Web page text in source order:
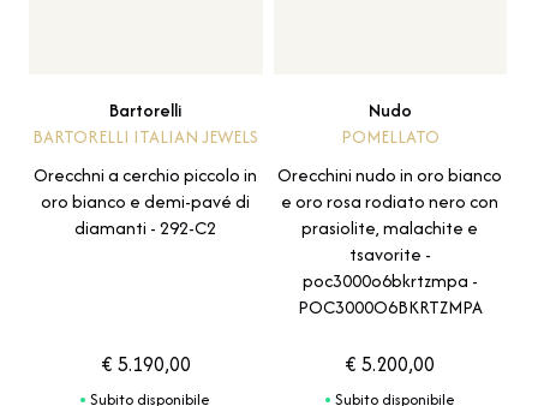
Bartorelli
BARTORELLI ITALIAN JEWELS
Orecchni a cerchio piccolo in
oro bianco e demi-pavé di
diamanti - 292-C2
€ 5.190,00
Subito disponibile
Nudo
POMELLATO
Orecchini nudo in oro bianco
e oro rosa rodiato nero con
prasiolite, malachite e
tsavorite -
poc3000o6bkrtzmpa -
POC3000O6BKRTZMPA
€ 5.200,00
Subito disponibile